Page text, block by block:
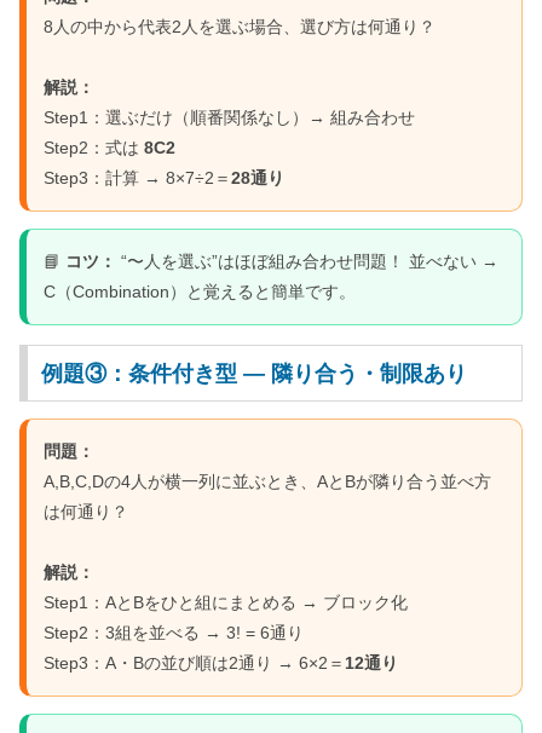
8人の中から代表2人を選ぶ場合、選び方は何通り？
解説：
Step1：選ぶだけ（順番関係なし）→ 組み合わせ
Step2：式は 8C2
Step3：計算 → 8×7÷2＝28通り
📘 コツ： “〜人を選ぶ”はほぼ組み合わせ問題！ 並べない →
C（Combination）と覚えると簡単です。
例題③：条件付き型 ― 隣り合う・制限あり
問題：
A,B,C,Dの4人が横一列に並ぶとき、AとBが隣り合う並べ方
は何通り？
解説：
Step1：AとBをひと組にまとめる → ブロック化
Step2：3組を並べる → 3! = 6通り
Step3：A・Bの並び順は2通り → 6×2＝ 12通り